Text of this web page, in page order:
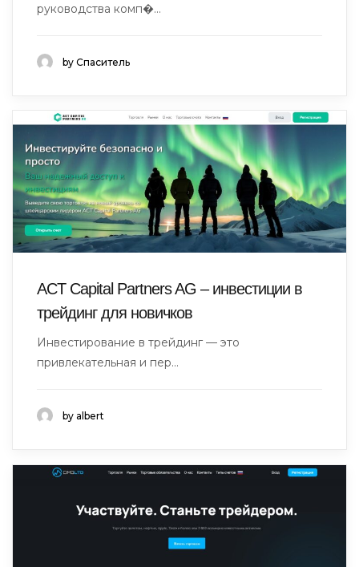
руководства комп�...
by Спаситель
ACT Capital Partners AG – инвестиции в
трейдинг для новичков
Инвестирование в трейдинг — это
привлекательная и пер...
by albert